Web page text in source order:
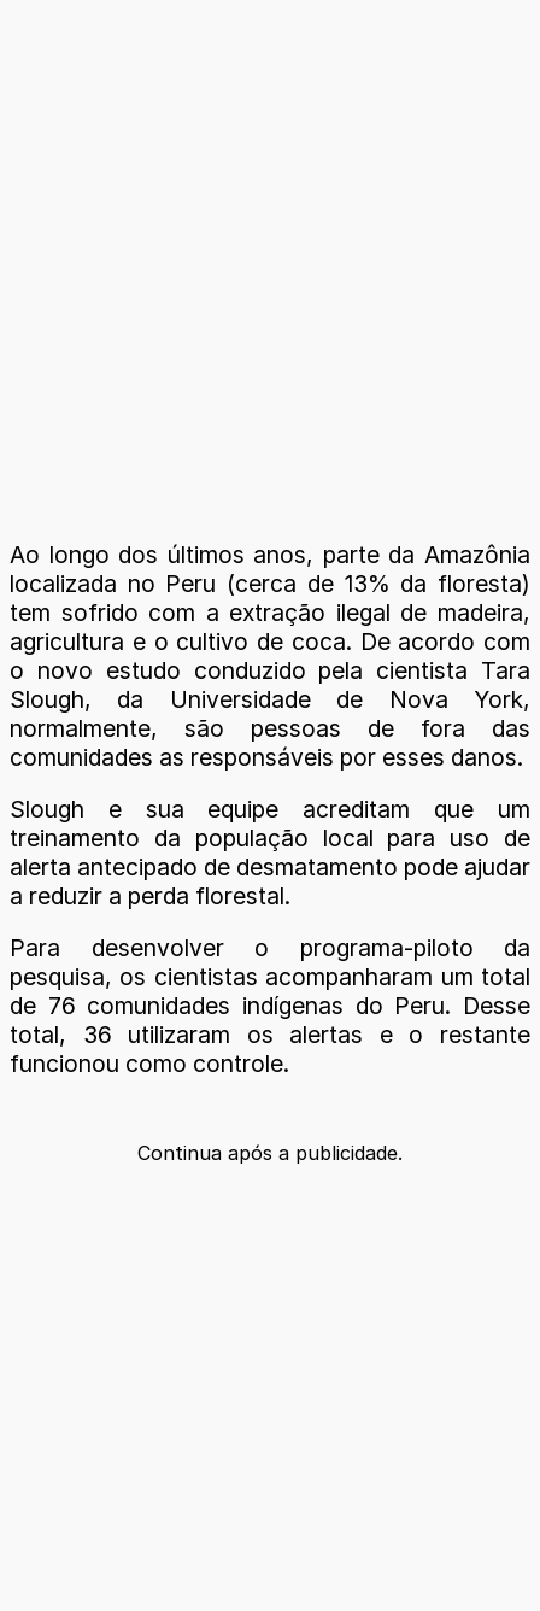
Ao longo dos últimos anos, parte da Amazônia
localizada no Peru (cerca de 13% da floresta)
tem sofrido com a extração ilegal de madeira,
agricultura e o cultivo de coca. De acordo com
o novo estudo conduzido pela cientista Tara
Slough, da Universidade de Nova York,
normalmente, são pessoas de fora das
comunidades as responsáveis por esses danos.
Slough e sua equipe acreditam que um
treinamento da população local para uso de
alerta antecipado de desmatamento pode ajudar
a reduzir a perda florestal.
Para desenvolver o programa-piloto da
pesquisa, os cientistas acompanharam um total
de 76 comunidades indígenas do Peru. Desse
total, 36 utilizaram os alertas e o restante
funcionou como controle.
Continua após a publicidade.